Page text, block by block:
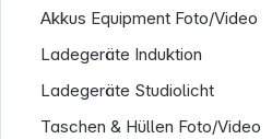
Akkus Equipment Foto/Video
Ladegeräte Induktion
Ladegeräte Studiolicht
Taschen & Hüllen Foto/Video